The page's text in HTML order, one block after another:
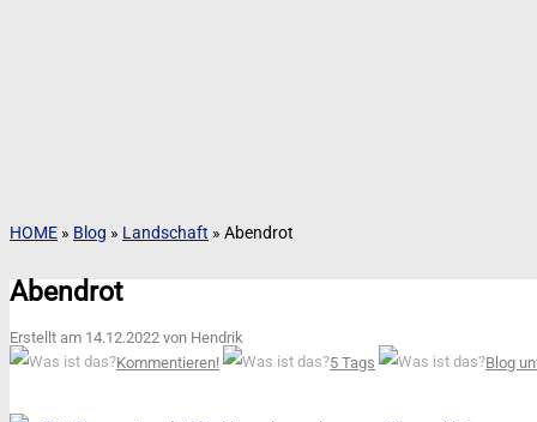
HOME » Blog » Landschaft » Abendrot
Abendrot
Erstellt am 14.12.2022 von Hendrik
Kommentieren!
5 Tags Blog